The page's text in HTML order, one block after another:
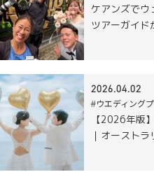
ケアンズでウ
ツアーガイ
2026.04.02
#ウエディング
【2026年版
｜オースト